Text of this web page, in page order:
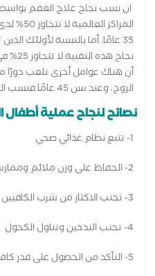
ان نسب نجاح علاج العقم
المراكز
35 عامًا. أما بالنسبة لأولئك
نجاح
أن هناك عوامل أخرى تلعب دورًا
الزوج، وعند سن 45 عامًا فنسب النجاح يمكن أن تكون أقل من 10%.
نصائح لنجاح عملية أطفال
1- تتبع نظام غذائي صحي
2- الحفاظ على وزن ملائم وممارسة الرياضة
3- تجنب الاكثار من شرب الكافيين
4- تجنب التدخين وتناول الكحول
5- التأكد من الحصول على قدر كاف من النوم